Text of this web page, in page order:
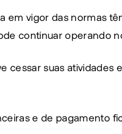
em vigor das normas
continuar operando
cessar suas
e de pagamento